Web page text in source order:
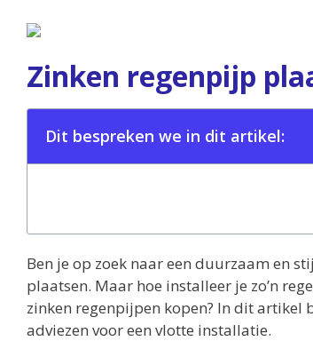
Zinken regenpijp
Dit bespreken we in dit artikel:
Ben je op zoek naar een duurzaam en
plaatsen. Maar hoe installeer je zo’n
zinken regenpijpen kopen? In dit artikel
adviezen voor een vlotte installatie.